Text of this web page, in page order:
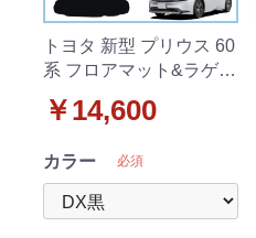
トヨタ 新型 プリウス 60
系 フロアマット&ラゲッ
外新品
￥14,600
カラー 必須